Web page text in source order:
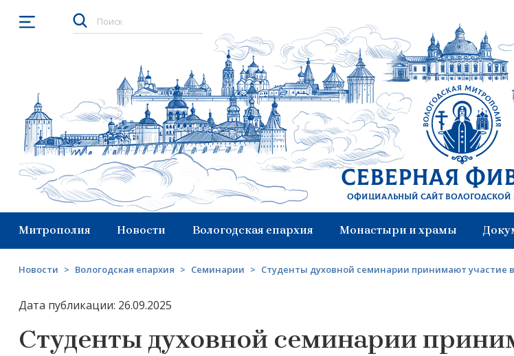
Открыть меню
Северная
Официальный сайт
Митрополия Новости Вологодская епархия Монастыри и храмы
Новости > Вологодская епархия > Семинарии > Студенты духовной семинарии принимают участие
Дата публикации: 26.09.2025
Студенты духовной семинарии